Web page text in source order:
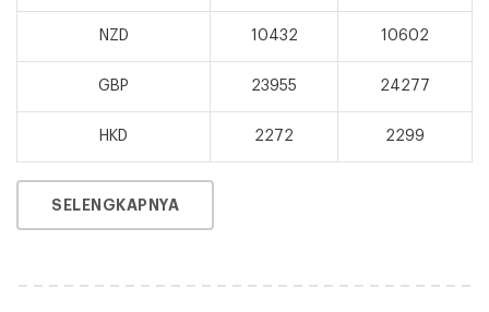
NZD 10432 10602
GBP 23955 24277
HKD 2272 2299
SELENGKAPNYA